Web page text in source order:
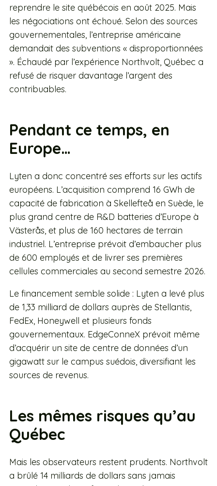
reprendre le site québécois en août 2025. Mais
les négociations ont échoué. Selon des sources
gouvernementales, l’entreprise américaine
demandait des subventions « disproportionnées
». Échaudé par l’expérience Northvolt, Québec a
refusé de risquer davantage l’argent des
contribuables.
Pendant ce temps, en
Europe…
Lyten a donc concentré ses efforts sur les actifs
européens. L’acquisition comprend 16 GWh de
capacité de fabrication à Skellefteå en Suède, le
plus grand centre de R&D batteries d’Europe à
Västerås, et plus de 160 hectares de terrain
industriel. L’entreprise prévoit d’embaucher plus
de 600 employés et de livrer ses premières
cellules commerciales au second semestre 2026.
Le financement semble solide : Lyten a levé plus
de 1,33 milliard de dollars auprès de Stellantis,
FedEx, Honeywell et plusieurs fonds
gouvernementaux. EdgeConneX prévoit même
d’acquérir un site de centre de données d’un
gigawatt sur le campus suédois, diversifiant les
sources de revenus.
Les mêmes risques qu’au
Québec
Mais les observateurs restent prudents. Northvolt
a brûlé 14 milliards de dollars sans jamais